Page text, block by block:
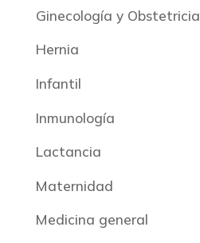
Ginecología y Obstetricia
Hernia
Infantil
Inmunología
Lactancia
Maternidad
Medicina general